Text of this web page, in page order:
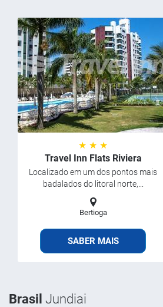
★ ★ ★
Travel Inn Flats Riviera
Localizado em um dos pontos mais
badalados do litoral norte,...
Bertioga
SABER MAIS
Brasil Jundiai